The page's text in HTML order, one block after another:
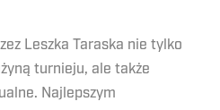
Leszka Taraska nie tylko
turnieju, ale także
Najlepszym